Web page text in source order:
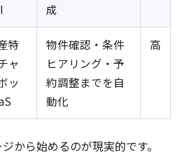
成
特
ャ
ッ
物件確認・条件
ヒアリング・予
約調整までを自
動化
高
から始めるのが現実的です。